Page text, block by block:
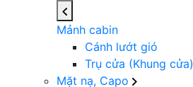
Mảnh cabin
Cánh lướt gió
Trụ cửa (Khung cửa)
Mặt nạ, Capo